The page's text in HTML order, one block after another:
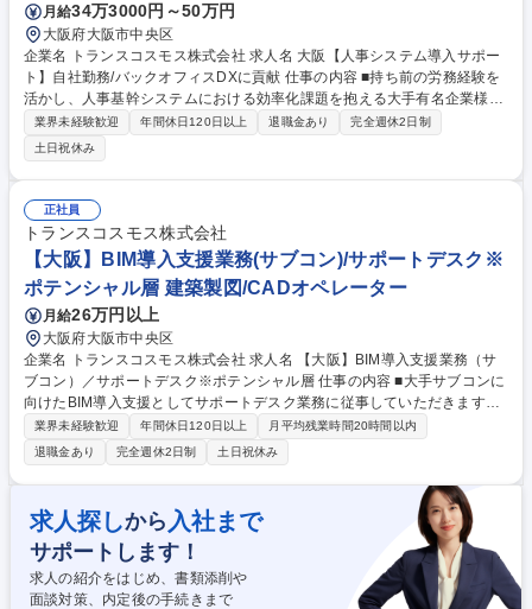
月給34万3000円～50万円
大阪府大阪市中央区
企業名 トランスコスモス株式会社 求人名 大阪【人事システム導入サポー
ト】自社勤務/バックオフィスDXに貢献 仕事の内容 ■持ち前の労務経験を
活かし、人事基幹システムにおける効率化課題を抱える大手有名企業様に
対し、人事基幹システム『COMPANY』の導入および利用者（顧客/当社別
部門社員）へのユーザーサポートをお任せします。 【業務内容】※これま
でのご経験内容によって一部変更の可能性あり ■設計書の作成：要件確定
後、設計書作成 ■検証シートの作成：Excelを利用し検証シートを作成
（関数利用） ■設定・検証：システム内の設定・検証 ■進捗報告：打ち合
わせおよびメールにて設定詳細の確認 ■結果報告：検証内容の共有 募集職
種 大阪【人事システム導入サポート】自社勤務/バックオフィスDXに貢献
業界未経験歓迎 年間休日120日以上 退職金あり
完全週休2日制
土日祝休み
正社員
トランスコスモス株式会社
【大阪】BIM導入支援業務(サブコン)/サポートデスク※
ポテンシャル層 建築製図/CADオペレーター
月給26万円以上
大阪府大阪市中央区
企業名 トランスコスモス株式会社 求人名 【大阪】BIM導入支援業務（サ
ブコン）／サポートデスク※ポテンシャル層 仕事の内容 ■大手サブコンに
向けたBIM導入支援としてサポートデスク業務に従事していただきます。
クライアント先が導入されているBIMについて、施工現場での業務効率化
のためにクライアント先に合わせたアドインツールの使 用方法に関する問
い合わせ対応などのサポートデスクをお任せします。 BIMツールの操作に
関しては入社後に基本操作から研修いたしますのでご安心ください。現場
の声を聴きながら対応いただきますので、BIMに関するスキルを習得・向
上させることが可能です。案件は長期的（3～4年）なものが多く一つ一つ
に対してじっくりと向き合えます。 ★使用ツール：T-fas、Revitなど（未
経験でも可） 募集職種 【大阪】BIM導入支援業務（サブコン）／サポート
デスク※ポテンシャル層
業界未経験歓迎 年間休日120日以上
月平均残業時間20時間以内
退職金あり
完全週休2日制 土日祝休み
求人探しから 入社まで
サポートします！
求人の紹介をはじめ、書類添削や
面談対策、内定後の手続きまで